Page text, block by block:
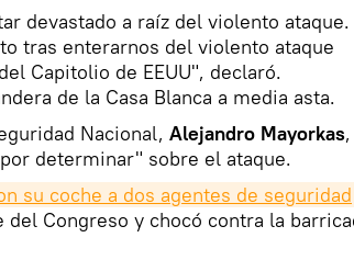
devastado a raíz del violento ataque.
tras enterarnos del violento ataque
Capitolio de EEUU", declaró.
de la Casa Blanca a media asta.
Nacional, Alejandro Mayorkas,
determinar" sobre el ataque.
su coche a dos agentes de seguridad
del Congreso y chocó contra la